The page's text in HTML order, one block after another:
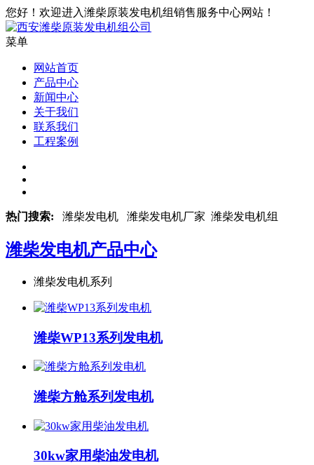
您好！欢迎进入潍柴原装发电机组销售服务中心网站！
菜单
网站首页
产品中心
新闻中心
关于我们
联系我们
工程案例
热门搜索: 潍柴发电机 潍柴发电机厂家 潍柴发电机组
潍柴发电机产品中心
潍柴发电机系列
潍柴WP13系列发电机
潍柴方舱系列发电机
30kw家用柴油发电机